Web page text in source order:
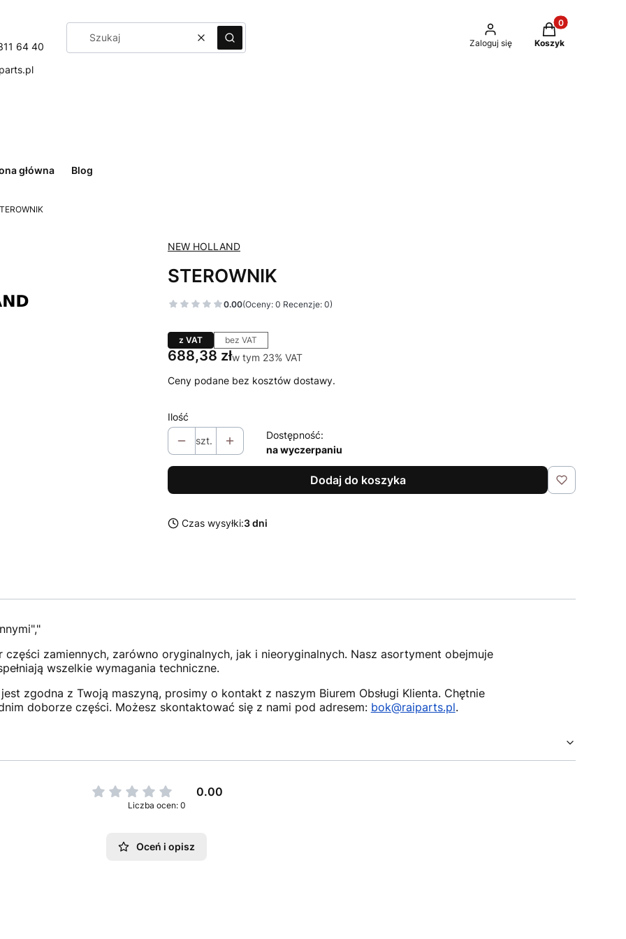
64 40
WyczyśćSzukaj Zaloguj się
Produkty w
Koszyk
główna Blog
NEW HOLLAND
STEROWNIK
0.00(Oceny: 0 Recenzje: 0)
z VAT bez VAT
Cena
688,38 złw tym 23% VAT
w tym 23% VAT
Ceny podane bez kosztów dostawy.
Ilość
szt.
Dostępność:
na wyczerpaniu
Dodaj do koszyka
Czas wysyłki:3 dni
zamiennych, zarówno oryginalnych, jak i nieoryginalnych. Nasz asortyment obejmuje
wszelkie wymagania techniczne.
zgodna z Twoją maszyną, prosimy o kontakt z naszym Biurem Obsługi Klienta. Chętnie
doborze części. Możesz skontaktować się z nami pod adresem: bok@raiparts.pl.
0.00
Liczba ocen: 0
Oceń i opisz